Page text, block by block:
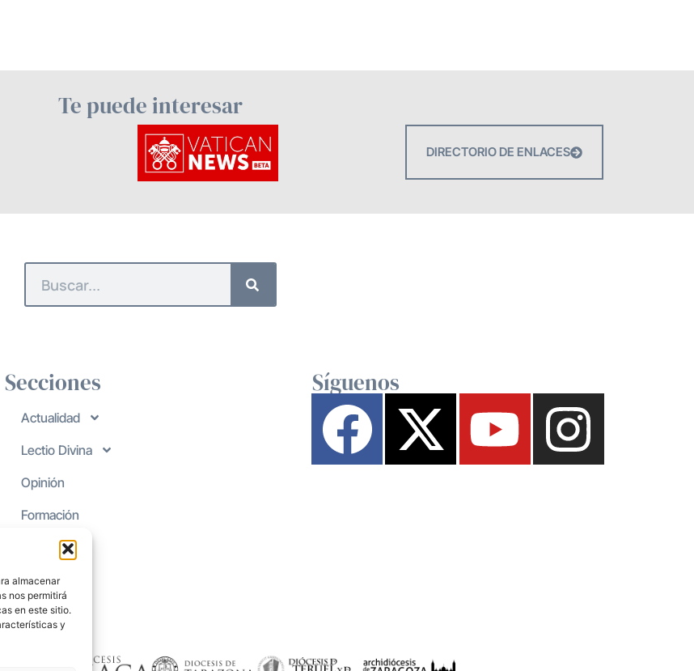
almacenar
nos permitirá
en este sitio.
y
Te puede interesar
DIRECTORIO DE ENLACES
Secciones
Actualidad
Lectio Divina
Opinión
Formación
Síguenos